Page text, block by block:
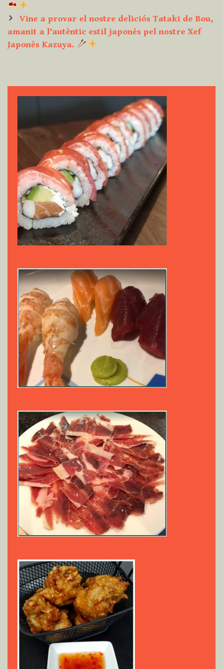
Vine a provar el nostre deliciós Tataki de Bou,
amanit a l’autèntic estil japonès pel nostre Xef
Japonès Kazuya.